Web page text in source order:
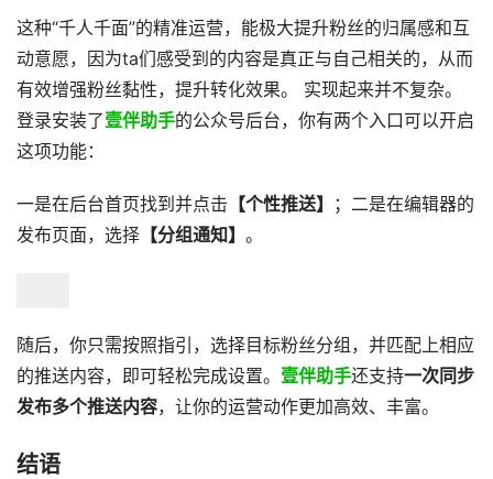
这种“千人千面”的精准运营，能极大提升粉丝的归属感和互
动意愿，因为ta们感受到的内容是真正与自己相关的，从而
有效增强粉丝黏性，提升转化效果。 实现起来并不复杂。
登录安装了壹伴助手的公众号后台，你有两个入口可以开启
这项功能：
一是在后台首页找到并点击 【个性推送】
；二是在编辑器的
发布页面，选择 【分组通知】 。
随后，你只需按照指引，选择目标粉丝分组，并匹配上相应
的推送内容，即可轻松完成设置。 壹伴助手还支持一次同步
发布多个推送内容，让你的运营动作更加高效、丰富。
结语